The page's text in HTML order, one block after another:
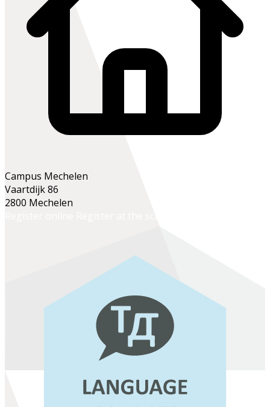
Campus Mechelen
Vaartdijk 86
2800 Mechelen